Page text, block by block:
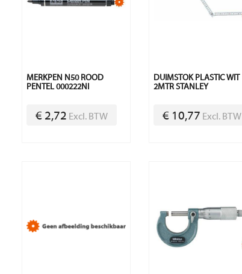
MERKPEN N50 ROOD
PENTEL 000222NI
€ 2,72 Excl. BTW
DUIMSTOK PLASTIC WIT
2MTR STANLEY
€ 10,77 Excl. BTW